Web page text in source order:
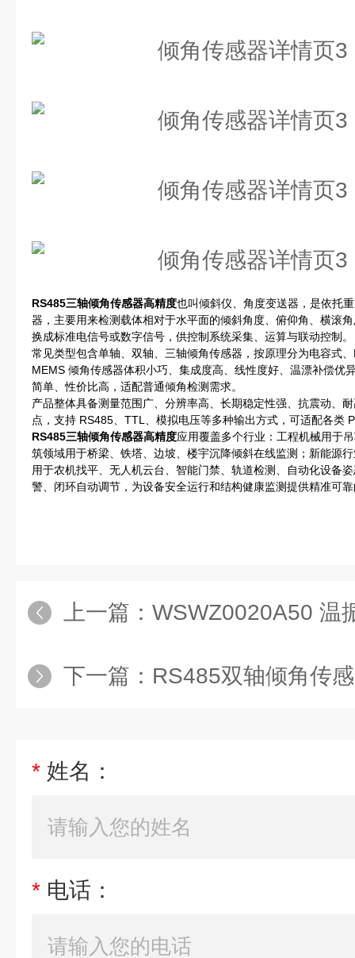
RS485三轴倾角传感器高精度也叫倾斜仪、角度变送器，是依托
器，主要用来检测载体相对于水平面的倾斜角度、俯仰角、横滚
换成标准电信号或数字信号，供控制系统采集、运算与联动控制。
常见类型包含单轴、双轴、三轴倾角传感器，按原理分为电容式
MEMS 倾角传感器体积小巧、集成度高、线性度好、温漂补偿优
简单、性价比高，适配普通倾角检测需求。
产品整体具备测量范围广、分辨率高、长期稳定性强、抗震动、
点，支持 RS485、TTL、模拟电压等多种输出方式，可适配各类
RS485三轴倾角传感器高精度应用覆盖多个行业：工程机械用于
筑领域用于桥梁、铁塔、边坡、楼宇沉降倾斜在线监测；新能源
用于农机找平、无人机云台、智能门禁、轨道检测、自动化设备
警、闭环自动调节，为设备安全运行和结构健康监测提供精准可
上一篇： WSWZ0020A50 温
下一篇： RS485双轴倾角传
* 姓名：
* 电话：